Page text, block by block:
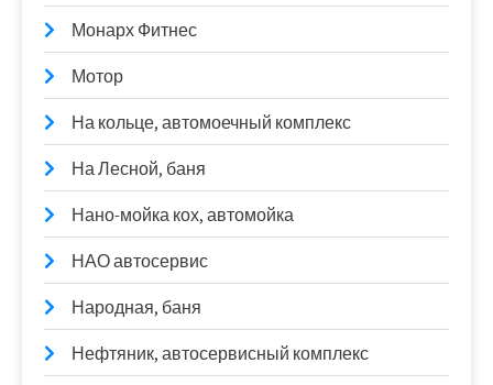
Монарх Фитнес
Мотор
На кольце, автомоечный комплекс
На Лесной, баня
Нано-мойка кох, автомойка
НАО автосервис
Народная, баня
Нефтяник, автосервисный комплекс